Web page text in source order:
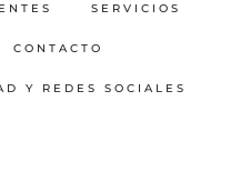
SERVICIOS
CONTACTO
Y REDES SOCIALES